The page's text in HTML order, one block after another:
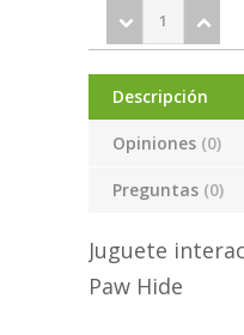
Descripción
Opiniones (0)
Preguntas (0)
Juguete
Paw Hide